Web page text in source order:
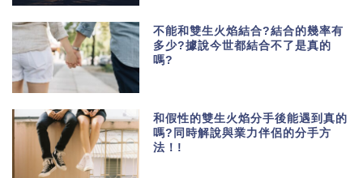
不能和雙生火焰結合?結合的幾率有
多少?據說今世都結合不了是真的
嗎?
和假性的雙生火焰分手後能遇到真的
嗎?同時解說與業力伴侶的分手方
法！!